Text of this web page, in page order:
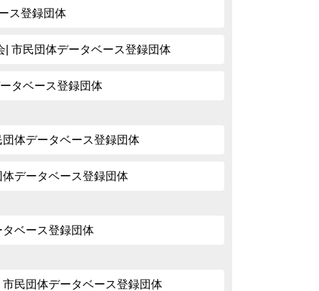
ス登録団体
| 市民団体データベース登録団体
タベース登録団体
体データベース登録団体
データベース登録団体
ベース登録団体
民団体データベース登録団体